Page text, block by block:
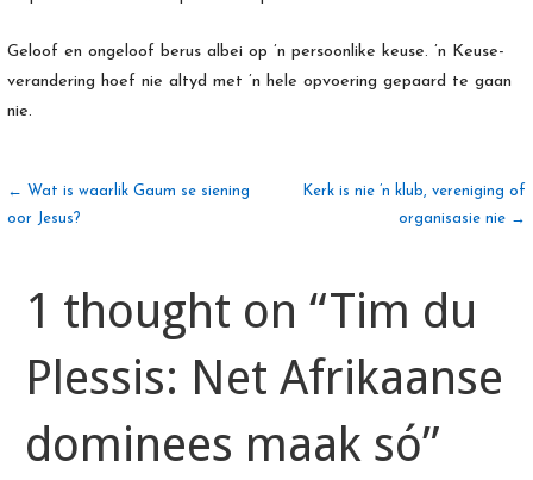
Geloof en ongeloof berus albei op ’n persoonlike keuse. ’n Keuse-
verandering hoef nie altyd met ’n hele opvoering gepaard te gaan
nie.
Artikel
← Wat is waarlik Gaum se siening
oor Jesus?
Kerk is nie ’n klub, vereniging of
organisasie nie →
1 thought on “Tim du
Plessis: Net Afrikaanse
dominees maak só”